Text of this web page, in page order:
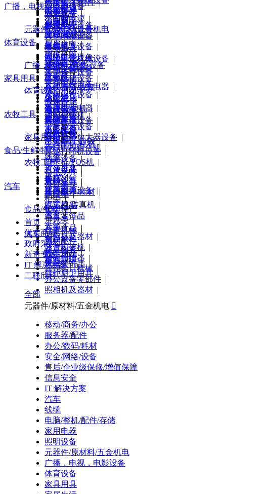
刻录碟片/附件|
办公设备|
刻录机|
验钞/点钞机|
复合机|
碎纸机|
考勤机/门禁|
收银机|
会议音频/视频|
保险柜|
装订/封装机|
安防监控|
办公家具|
白板/电子白板|
其他打印机设备 |
刷卡机/POS机 |
学生文具 |
办公家具 |
保险柜|
电话机/传真机 |
墨盒|
光笔|
照相机及器材 |
芯片粉碎机 |
条码扫描器 |
其他会计机械 |
办公设备零部件 |
照相机及器材 |
口腔护理|
清洁用品|
防火墙|
网卡|
集线器|
其他网络设备|
终端接及设备 |
网络存储设备|
移动存储设备|
其他存储设备 |
稳定电源|
不间断电源 |
其他电源设备|
电视机|
空周机|
冰箱/柜|
厨房大电|
厨房小电|
环境电器|
洗衣机|
其他清洁卫生电器 |
个护健康|
其他生活电器 |
视听影音|
家电配件|
家电配件|
手动工具
元器件/原材料/五金机电
电动工具|
其他电气机械设备 |
手动工具|
个人防护|
清洁用品|
搬运存储|
消防用品|
电线电缆|
应急救授|
广播，电视，电影设备
普通电视设备
其他电视设备
录像机
广播，电视，电影设备
普通电视设备|
其他电视设备 |
录像机|
通用摄像机|
平板显示设备 |
音频功率放大器设备 |
音响电视组合机 |
话筒设备|
扩音设备 |
音箱|
其他音频设备|
体育设备
健康设备
其他体育设备
体育设备
健康设备|
其他体育设备 |
家具用具
床类
台，桌
椅/凳
家具用具
床类|
台，桌|
椅/凳|
沙发类|
柜类|
架类|
屏风类|
炊事机械 |
厨房配件|
厨具|
餐具|
其他厨卫用具 |
农牧工具
农机农具
工具配件/耗材
农牧工具
农机农具 |
工具配件/耗材 |
食品/生鲜/特产
方便食品
食品饮料
速冻肉类
食品/生鲜/特产
方便食品 |
食品饮料|
速冻肉类|
粮油调味|
汽车
汽车用品
汽车装饰品
汽车
汽车用品|
汽车装饰品|
首页
优实商城
政府采购
新奇专区
IT 解决方案
二联欣科
全部
元器件/原材料/五金机电 
移动/商务/办公
服务器/配件
办公/数码/耗材
安全/网络/设备
售后/企业级保修/增值保障
信息安全
IT 解决方案
汽车
线缆
电脑/整机/配件/存储
家用电器
照明设备
元器件/原材料/五金机电
广播，电视，电影设备
体育设备
家具用具